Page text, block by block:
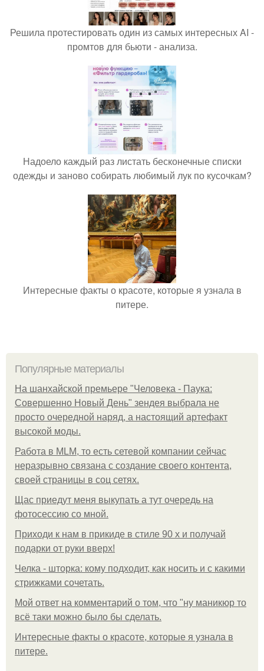
Решила протестировать один из самых интересных AI -
промтов для бьюти - анализа.
Надоело каждый раз листать бесконечные списки
одежды и заново собирать любимый лук по кусочкам?
Интересные факты о красоте, которые я узнала в
питере.
Популярные материалы
На шанхайской премьере "Человека - Паука:
Совершенно Новый День" зендея выбрала не
просто очередной наряд, а настоящий артефакт
высокой моды.
Работа в MLM, то есть сетевой компании сейчас
неразрывно связана с создание своего контента,
своей страницы в соц сетях.
Щас приедут меня выкупать а тут очередь на
фотосессию со мной.
Приходи к нам в прикиде в стиле 90 х и получай
подарки от руки вверх!
Челка - шторка: кому подходит, как носить и с какими
стрижками сочетать.
Мой ответ на комментарий о том, что "ну маникюр то
всё таки можно было бы сделать.
Интересные факты о красоте, которые я узнала в
питере.